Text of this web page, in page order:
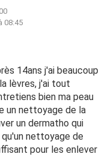
08:45
14ans j'ai beaucoup
lèvres, j'ai tout
bien ma peau
un nettoyage de la
un dermatho qui
nettoyage de
pour les enlever